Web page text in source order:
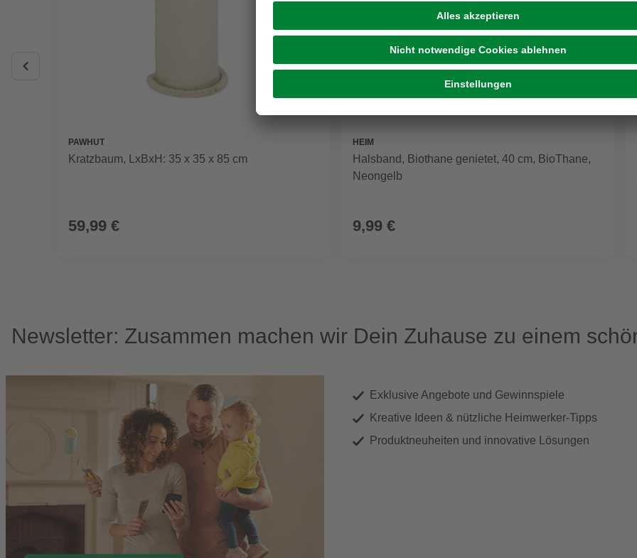
PAWHUT
Kratzbaum, LxBxH: 35 x 35 x 85 cm
59,99 €
HEIM
Halsband, Biothane genietet, 40 cm, BioThane,
Neongelb
9,99 €
Newsletter: Zusammen machen wir Dein Zuhause zu einem
Exklusive Angebote und Gewinnspiele
Kreative Ideen & nützliche Heimwerker-Tipps
Produktneuheiten und innovative Lösungen